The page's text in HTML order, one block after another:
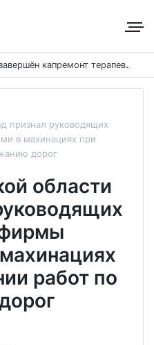
В
Отрадненской больнице завершён капремонт терапевтического корпуса
признал руководящих
в махинациях при
дорог
области
работ по